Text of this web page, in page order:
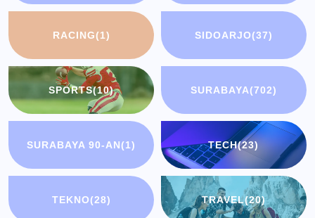
RACING(1) SIDOARJO(37)
SPORTS(10) SURABAYA(702)
SURABAYA 90-AN(1) TECH(23)
TEKNO(28) TRAVEL(20)